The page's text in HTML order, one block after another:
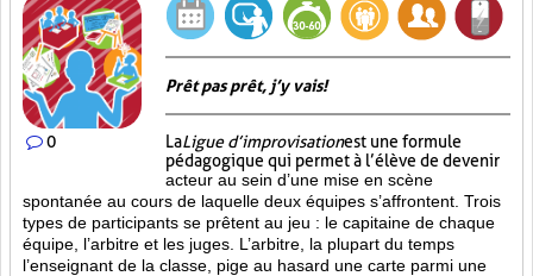
0
Prêt pas prêt, j’y vais!
LaLigue d’improvisationest une formule
pédagogique qui permet à l’élève de devenir
acteur au sein d’une mise en scène
spontanée au cours de laquelle deux équipes s’affrontent. Trois
types de participants se prêtent au jeu : le capitaine de chaque
équipe, l’arbitre et les juges. L’arbitre, la plupart du temps
l’enseignant de la classe, pige au hasard une carte parmi une